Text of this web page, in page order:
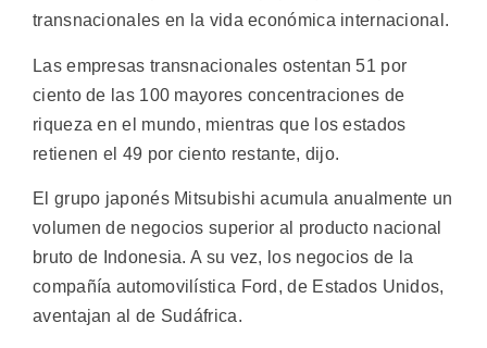
transnacionales en la vida económica internacional.
Las empresas transnacionales ostentan 51 por
ciento de las 100 mayores concentraciones de
riqueza en el mundo, mientras que los estados
retienen el 49 por ciento restante, dijo.
El grupo japonés Mitsubishi acumula anualmente un
volumen de negocios superior al producto nacional
bruto de Indonesia. A su vez, los negocios de la
compañía automovilística Ford, de Estados Unidos,
aventajan al de Sudáfrica.